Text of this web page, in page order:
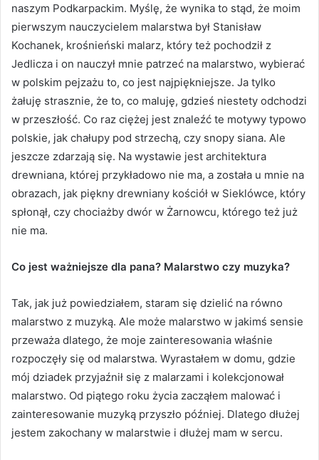
naszym Podkarpackim. Myślę, że wynika to stąd, że moim
pierwszym nauczycielem malarstwa był Stanisław
Kochanek, krośnieński malarz, który też pochodził z
Jedlicza i on nauczył mnie patrzeć na malarstwo, wybierać
w polskim pejzażu to, co jest najpiękniejsze. Ja tylko
żałuję strasznie, że to, co maluję, gdzieś niestety odchodzi
w przeszłość. Co raz ciężej jest znaleźć te motywy typowo
polskie, jak chałupy pod strzechą, czy snopy siana. Ale
jeszcze zdarzają się. Na wystawie jest architektura
drewniana, której przykładowo nie ma, a została u mnie na
obrazach, jak piękny drewniany kościół w Sieklówce, który
spłonął, czy chociażby dwór w Żarnowcu, którego też już
nie ma.
Co jest ważniejsze dla pana? Malarstwo czy muzyka?
Tak, jak już powiedziałem, staram się dzielić na równo
malarstwo z muzyką. Ale może malarstwo w jakimś sensie
przeważa dlatego, że moje zainteresowania właśnie
rozpoczęły się od malarstwa. Wyrastałem w domu, gdzie
mój dziadek przyjaźnił się z malarzami i kolekcjonował
malarstwo. Od piątego roku życia zacząłem malować i
zainteresowanie muzyką przyszło później. Dlatego dłużej
jestem zakochany w malarstwie i dłużej mam w sercu.